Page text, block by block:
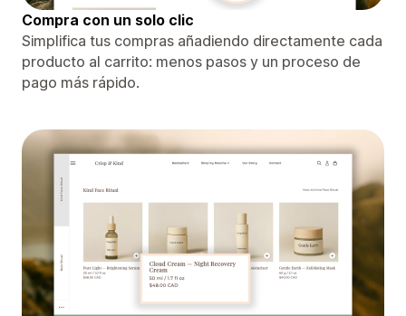
Compra con un solo clic
Simplifica tus compras añadiendo directamente cada
producto al carrito: menos pasos y un proceso de
pago más rápido.